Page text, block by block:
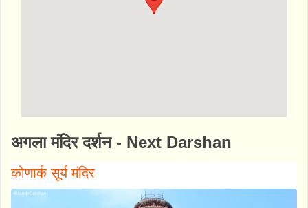
mba-shakti-peeth
अगला मंदिर दर्शन - Next Darshan
कोणार्क सूर्य मंदिर